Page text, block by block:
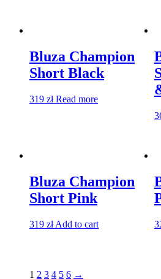
Bluza Champion
Short Black
319 zł Read more
Bluza Champion
Short Pink
319 zł Add to cart
1 2 3 4 5 6 →